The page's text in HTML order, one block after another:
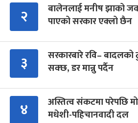
२
बालेनलाई मनीष झाको
पाएको सरकार एक्लो छैन
३
सरकारबारे रवि– बादलको
सक्छ, डर मान्नु पर्दैन
४
अस्तित्व संकटमा परेपछि
मधेशी-पहिचानवादी दल